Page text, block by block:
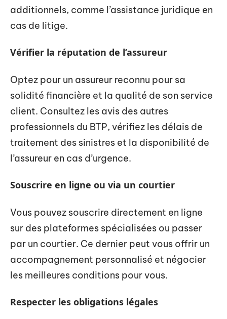
additionnels, comme l’assistance juridique en
cas de litige.
Vérifier la réputation de l’assureur
Optez pour un assureur reconnu pour sa
solidité financière et la qualité de son service
client. Consultez les avis des autres
professionnels du BTP, vérifiez les délais de
traitement des sinistres et la disponibilité de
l’assureur en cas d’urgence.
Souscrire en ligne ou via un courtier
Vous pouvez souscrire directement en ligne
sur des plateformes spécialisées ou passer
par un courtier. Ce dernier peut vous offrir un
accompagnement personnalisé et négocier
les meilleures conditions pour vous.
Respecter les obligations légales